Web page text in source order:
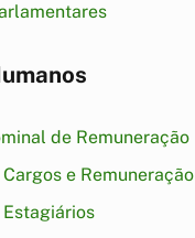
de Remuneração
e Remuneração